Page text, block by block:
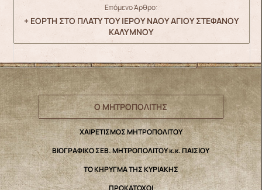
Επόμενο Άρθρο:
+ ΕΟΡΤΗ ΣΤΟ ΠΛΑΤΥ ΤΟΥ ΙΕΡΟΥ ΝΑΟΥ ΑΓΙΟΥ ΣΤΕΦΑΝΟΥ
ΚΑΛΥΜΝΟΥ
Ο ΜΗΤΡΟΠΟΛΙΤΗΣ
ΧΑΙΡΕΤΙΣΜΟΣ ΜΗΤΡΟΠΟΛΙΤΟΥ
ΒΙΟΓΡΑΦΙΚΟ ΣΕΒ. ΜΗΤΡΟΠΟΛΙΤΟΥ κ.κ. ΠΑΙΣΙΟΥ
ΤΟ ΚΗΡΥΓΜΑ ΤΗΣ ΚΥΡΙΑΚΗΣ